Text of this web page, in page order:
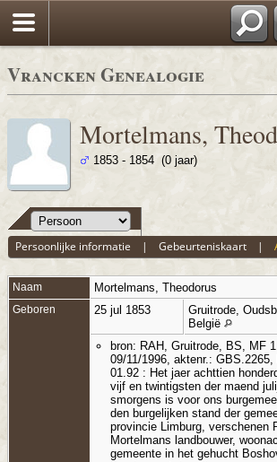
Vrancken Genealogie
Mortelmans,
1853 - 1854 (0 jaar)
Persoonlijke informatie |Gebeurteniskaart |
Naam Mortelmans Theodorus
Geboren 25 jul 1853
Gruitrode,
België
bron: RAH, Gruitrode, BS, MF
09/11/1996, aktenr.:
01.92 : Het jaer achttien
vijf en twintigsten der maend
smorgens is voor ons
den burgelijken stand der
provincie Limburg, verschenen
Mortelmans landbouwer,
gemeente in het gehucht